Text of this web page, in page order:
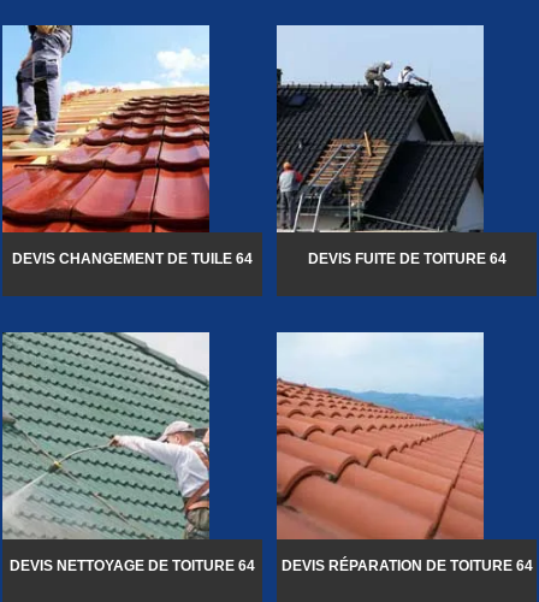
DEVIS CHANGEMENT DE TUILE 64 DEVIS FUITE DE TOITURE 64
DEVIS NETTOYAGE DE TOITURE 64 DEVIS RÉPARATION DE TOITURE 64